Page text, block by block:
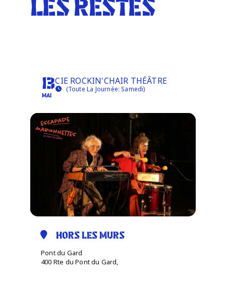
LES RESTES
13
MAI
CIE ROCKIN'CHAIR THÉÂTRE
(Toute La Journée: Samedi)
HORS LES MURS
Pont du Gard
400 Rte du Pont du Gard,